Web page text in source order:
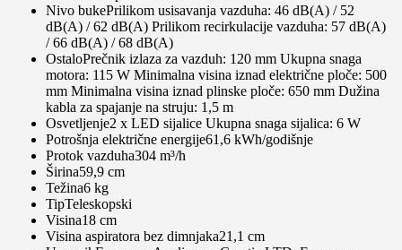
Nivo bukePrilikom usisavanja vazduha: 46 dB(A) / 52
dB(A) / 62 dB(A) Prilikom recirkulacije vazduha: 57 dB(A)
/ 66 dB(A) / 68 dB(A)
OstaloPrečnik izlaza za vazduh: 120 mm Ukupna snaga
motora: 115 W Minimalna visina iznad električne ploče: 500
mm Minimalna visina iznad plinske ploče: 650 mm Dužina
kabla za spajanje na struju: 1,5 m
Osvetljenje2 x LED sijalice Ukupna snaga sijalica: 6 W
Potrošnja električne energije61,6 kWh/godišnje
Protok vazduha304 m³/h
Širina59,9 cm
Težina6 kg
TipTeleskopski
Visina18 cm
Visina aspiratora bez dimnjaka21,1 cm